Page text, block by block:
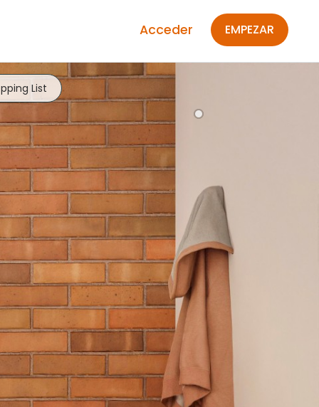
EMPEZAR
Acceder
List